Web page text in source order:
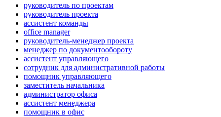
руководитель по проектам
руководитель проекта
ассистент команды
office manager
руководитель-менеджер проекта
менеджер по документообороту
ассистент управляющего
сотрудник для административной работы
помощник управляющего
заместитель начальника
администратор офиса
ассистент менеджера
помощник в офис